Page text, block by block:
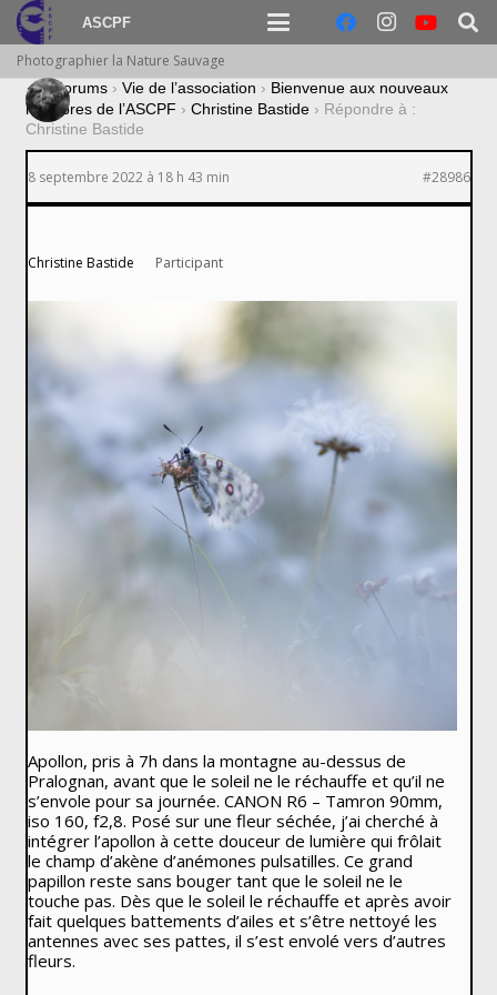
ASCPF
Photographier la Nature Sauvage
› Forums › Vie de l’association › Bienvenue aux nouveaux
membres de l’ASCPF › Christine Bastide › Répondre à :
Christine Bastide
8 septembre 2022 à 18 h 43 min #28986
Christine Bastide Participant
Apollon, pris à 7h dans la montagne au-dessus de
Pralognan, avant que le soleil ne le réchauffe et qu’il ne
s’envole pour sa journée. CANON R6 – Tamron 90mm,
iso 160, f2,8. Posé sur une fleur séchée, j’ai cherché à
intégrer l’apollon à cette douceur de lumière qui frôlait
le champ d’akène d’anémones pulsatilles. Ce grand
papillon reste sans bouger tant que le soleil ne le
touche pas. Dès que le soleil le réchauffe et après avoir
fait quelques battements d’ailes et s’être nettoyé les
antennes avec ses pattes, il s’est envolé vers d’autres
fleurs.